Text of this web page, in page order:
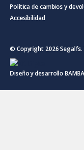
Política de cambios y
Accesibilidad
© Copyright 2026
Diseño y desarrollo